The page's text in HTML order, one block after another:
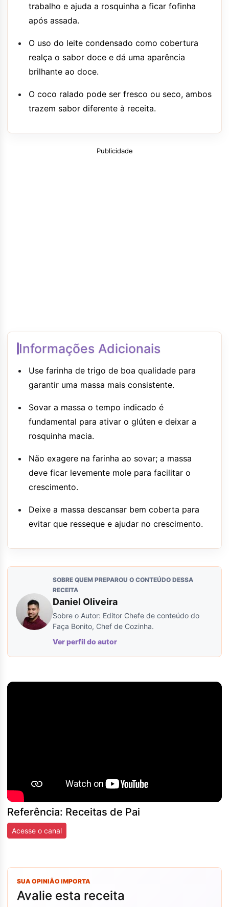
trabalho e ajuda a rosquinha a ficar fofinha
após assada.
O uso do leite condensado como cobertura
realça o sabor doce e dá uma aparência
brilhante ao doce.
O coco ralado pode ser fresco ou seco, ambos
trazem sabor diferente à receita.
Publicidade
Informações Adicionais
Use farinha de trigo de boa qualidade para
garantir uma massa mais consistente.
Sovar a massa o tempo indicado é
fundamental para ativar o glúten e deixar a
rosquinha macia.
Não exagere na farinha ao sovar; a massa
deve ficar levemente mole para facilitar o
crescimento.
Deixe a massa descansar bem coberta para
evitar que resseque e ajudar no crescimento.
SOBRE QUEM PREPAROU O CONTEÚDO DESSA
RECEITA
Daniel Oliveira
Sobre o Autor: Editor Chefe de conteúdo do
Faça Bonito, Chef de Cozinha.
Ver perfil do autor
Referência: Receitas de Pai
Acesse o canal
SUA OPINIÃO IMPORTA
Avalie esta receita